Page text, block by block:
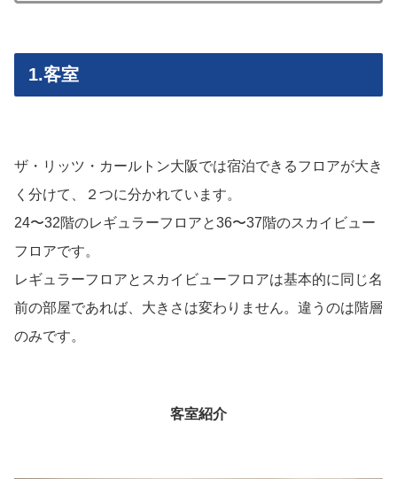
1.客室
ザ・リッツ・カールトン大阪では宿泊できるフロアが大き
く分けて、２つに分かれています。
24〜32階のレギュラーフロアと36〜37階のスカイビュー
フロアです。
レギュラーフロアとスカイビューフロアは基本的に同じ名
前の部屋であれば、大きさは変わりません。違うのは階層
のみです。
客室紹介